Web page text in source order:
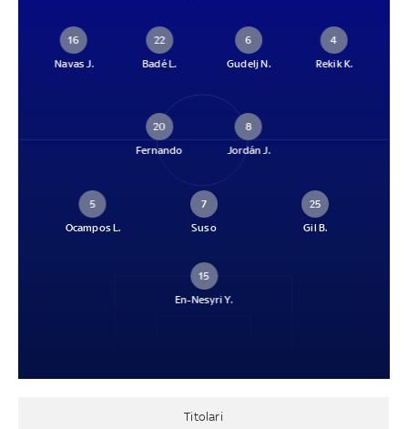
16
Navas J.
22
Badé L.
6
Gudelj N.
4
Rekik K.
20
Fernando
8
Jordán J.
5
Ocampos L.
7
Suso
25
Gil B.
15
En-Nesyri Y.
Titolari